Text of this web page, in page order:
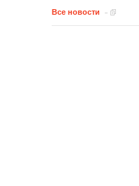
Все новости